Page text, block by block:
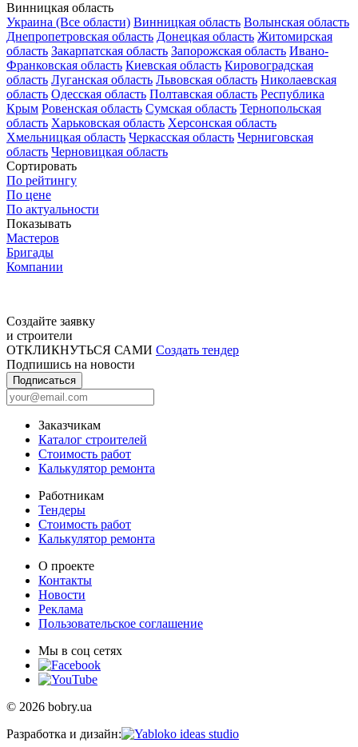
Винницкая область
Украина (Все области) Винницкая область Волынская область
Днепропетровская область Донецкая область Житомирская
область Закарпатская область Запорожская область Ивано-
Франковская область Киевская область Кировоградская
область Луганская область Львовская область Николаевская
область Одесская область Полтавская область Республика
Крым Ровенская область Сумская область Тернопольская
область Харьковская область Херсонская область
Хмельницкая область Черкасская область Черниговская
область Черновицкая область
Сортировать
По рейтингу
По цене
По актуальности
Показывать
Мастеров
Бригады
Компании
Создайте заявку
и строители
ОТКЛИКНУТЬСЯ САМИ Создать тендер
Подпишись на новости
Подписаться
Заказчикам
Каталог строителей
Стоимость работ
Калькулятор ремонта
Работникам
Тендеры
Стоимость работ
Калькулятор ремонта
О проекте
Контакты
Новости
Реклама
Пользовательское соглашение
Мы в соц сетях
© 2026 bobry.ua
Разработка и дизайн: